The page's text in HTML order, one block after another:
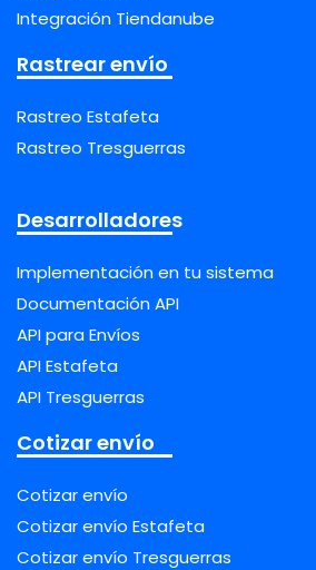
Integración Tiendanube
Rastrear envío
Rastreo Estafeta
Rastreo Tresguerras
Desarrolladores
Implementación en tu sistema
Documentación API
API para Envíos
API Estafeta
API Tresguerras
Cotizar envío
Cotizar envío
Cotizar envío Estafeta
Cotizar envío Tresguerras